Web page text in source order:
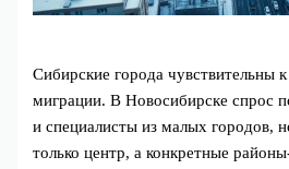
Сибирские города чувствительны
миграции. В Новосибирске спрос
и специалисты из малых городов,
только центр, а конкретные